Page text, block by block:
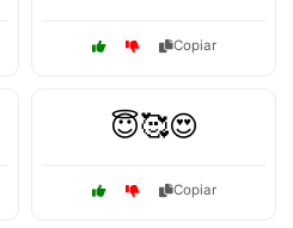
Copiar
😇🥰😍
Copiar